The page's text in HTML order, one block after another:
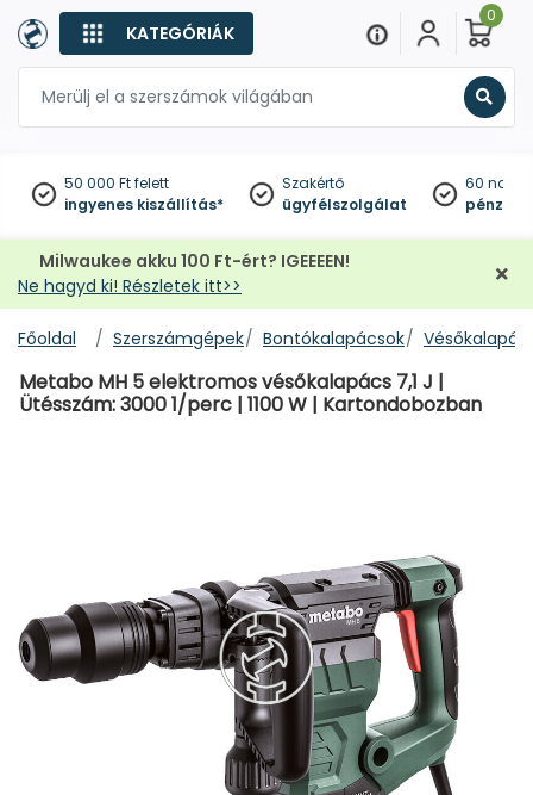
KATEGÓRIÁK
0
50 000 Ft felett
ingyenes kiszállítás*
Szakértő
ügyfélszolgálat
60
Milwaukee akku 100 Ft-ért? IGEEEEN!
Ne hagyd ki! Részletek itt>>
Főoldal Szerszámgépek Bontókalapácsok
Metabo MH 5 elektromos vésőkalapács 7,1 J |
Ütésszám: 3000 1/perc | 1100 W | Kartondobozban